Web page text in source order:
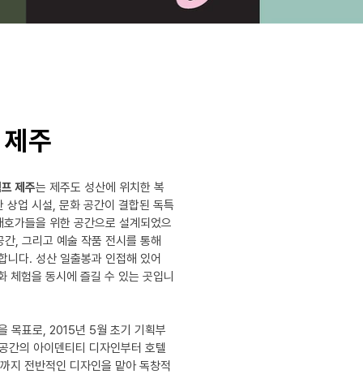
주
제주는 제주도 성산에 위치한 복
상업 시설, 문화 공간이 결합된 독특
가들을 위한 공간으로 설계되었으
, 그리고 예술 작품 전시를 통해
니다. 성산 일출봉과 인접해 있어
체험을 동시에 즐길 수 있는 곳입니
목표로, 2015년 5월 초기 기획부
간의 아이덴티티 디자인부터 호텔
지 전반적인 디자인을 맡아 독창적